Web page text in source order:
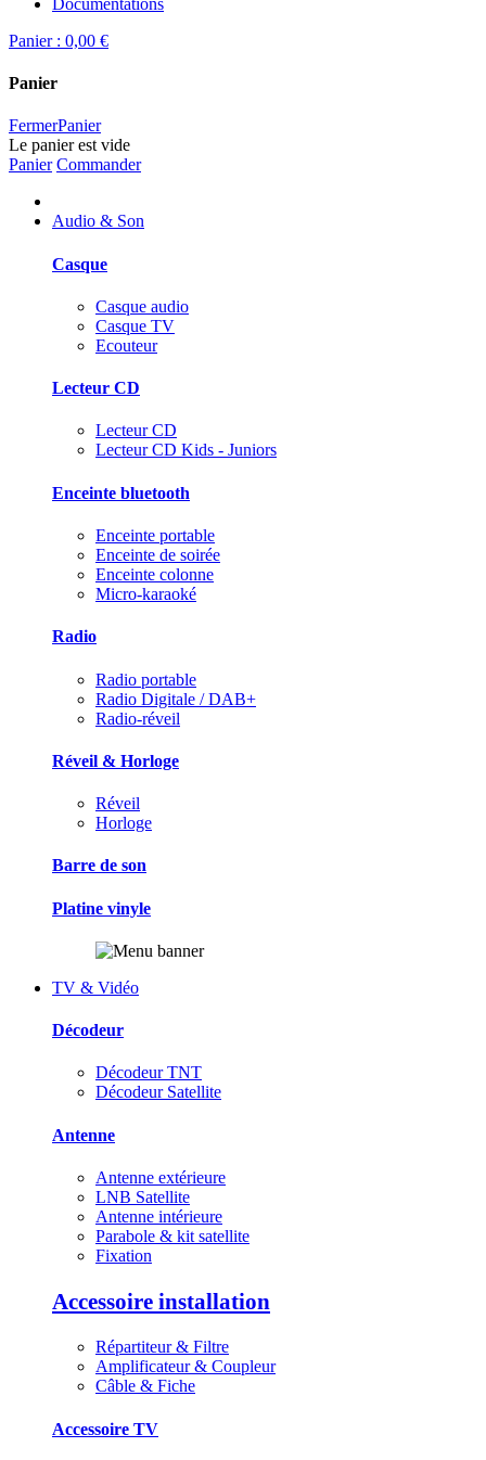
Panier : 0,00 €
Panier
FermerPanier
Le panier est vide
Panier Commander
Audio & Son
Casque
Casque audio
Casque TV
Ecouteur
Lecteur CD
Lecteur CD
Lecteur CD Kids - Juniors
Enceinte bluetooth
Enceinte portable
Enceinte de soirée
Enceinte colonne
Micro-karaoké
Radio
Radio portable
Radio Digitale / DAB+
Radio-réveil
Réveil & Horloge
Réveil
Horloge
Barre de son
Platine vinyle
TV & Vidéo
Décodeur
Décodeur TNT
Décodeur Satellite
Antenne
Antenne extérieure
LNB Satellite
Antenne intérieure
Parabole & kit satellite
Fixation
Accessoire installation
Répartiteur & Filtre
Amplificateur & Coupleur
Câble & Fiche
Accessoire TV